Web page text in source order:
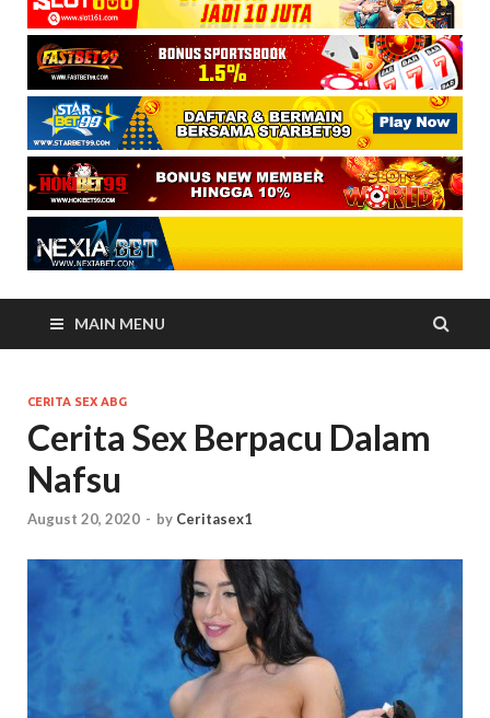
MAIN MENU
CERITA SEX ABG
Cerita Sex Berpacu Dalam
Nafsu
August 20, 2020 - by Ceritasex1